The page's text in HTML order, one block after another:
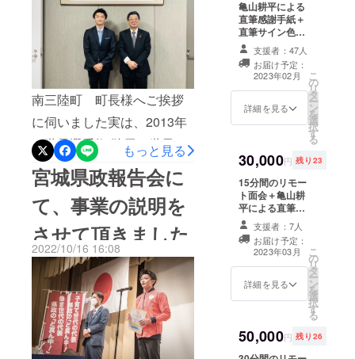
て、事業に取り組んで参り
南三陸町 町長様へご挨拶
に伺いました実は、2013年
に世界選手権 鞍馬で世界一
を獲得した後に講演に呼ん
で頂き、南三陸町にある高
校様で志津川高校様という
高校で講演をさせて頂いた
のが人生初の講演会でし
た。凄く縁を感じており、
その話も含めて、来年から
の活動報告をさせて頂きま
した来年から宜しくお願い
もっと見る
宮城県政報告会に
て、事業の説明を
させて頂きました
2022/10/16 16:08
亀山耕平による
直筆感謝手紙＋
直筆サイン色紙
提供 サイン色紙
に直筆でサイン
し、手紙と一緒
に発送致しま
す。
支援者：47人
お届け予定：
2023年02月
詳細を見る
こ
の
リ
タ
ー
ン
を
選
択
す
る
30,000円 残り23
15分間のリモー
ト面会＋亀山耕
平による直筆感
謝手紙＋直筆サ
イン色紙提供 サ
イン色紙に直筆
でサインし、手
紙と一緒に発送
致します。 リ
ムズ事務局1名が
同席致します。
支援者：7人
お届け予定：
2023年03月
詳細を見る
こ
の
リ
タ
ー
ン
を
選
択
す
る
50,000円 残り26